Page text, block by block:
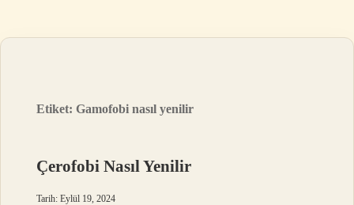
Etiket:Gamofobi nasıl yenilir
Çerofobi Nasıl Yenilir
Tarih: Eylül 19, 2024